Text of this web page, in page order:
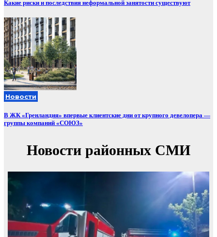
Какие риски и последствия неформальной занятости существуют
Новости
В ЖК «Гренландия» впервые клиентские дни от крупного девелопера —
группы компаний «СОЮЗ»